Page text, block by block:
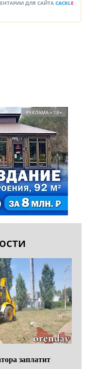
ДЛЯ САЙТА CACKLE
РЕКЛАМА • 18+
заплатит